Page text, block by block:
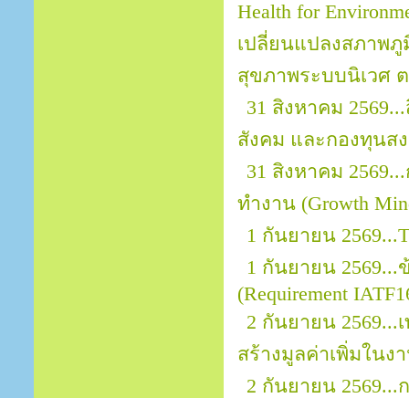
Health for
เปลี่ยนแปลงสภาพ
สุขภาพระบบนิเวศ
31 สิงหาคม
สังคม และกองทุนส
31 สิงหาคม
ทำงาน (Growth
1 กันยายน
1 กันยายน
(Requirement
2 กันยายน 2569...
สร้างมูลค่าเพิ่มในง
2 กันยายน 2569...